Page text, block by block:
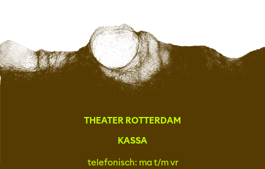
THEATER ROTTERDAM
KASSA
telefonisch: ma t/m vr